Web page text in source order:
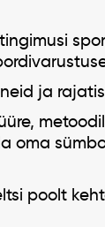
ja
oma
poolt